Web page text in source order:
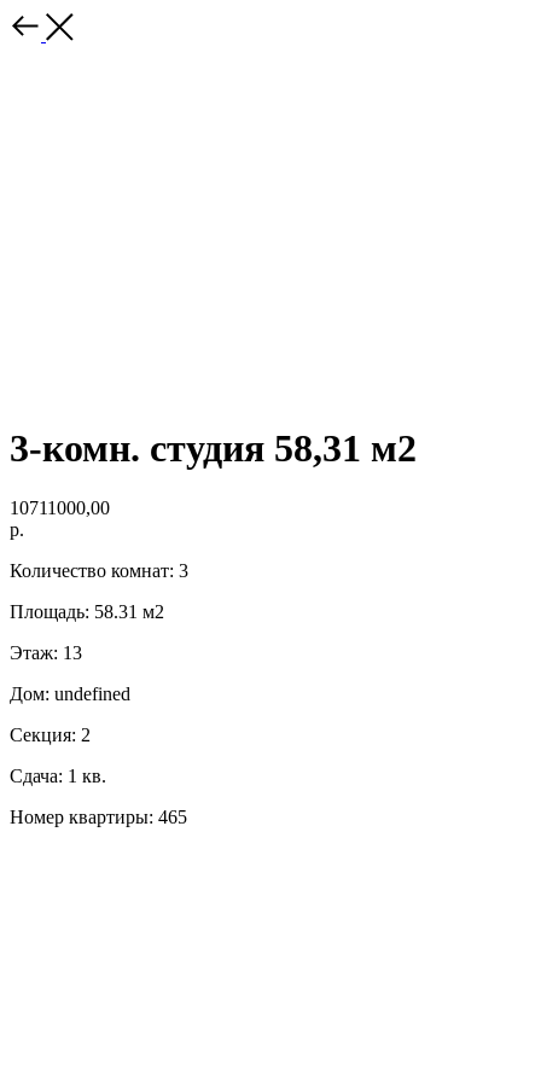
3-комн. студия 58,31 м2
10711000,00
р.
Количество комнат: 3
Площадь: 58.31 м2
Этаж: 13
Дом: undefined
Секция: 2
Сдача: 1 кв.
Номер квартиры: 465